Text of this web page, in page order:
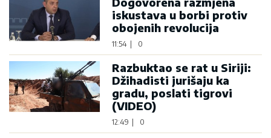
iskustava u borbi protiv
obojenih revolucija
11:54 0
Razbuktao se rat u Siriji:
Džihadisti jurišaju ka
gradu, poslati tigrovi
(VIDEO)
12:49 0